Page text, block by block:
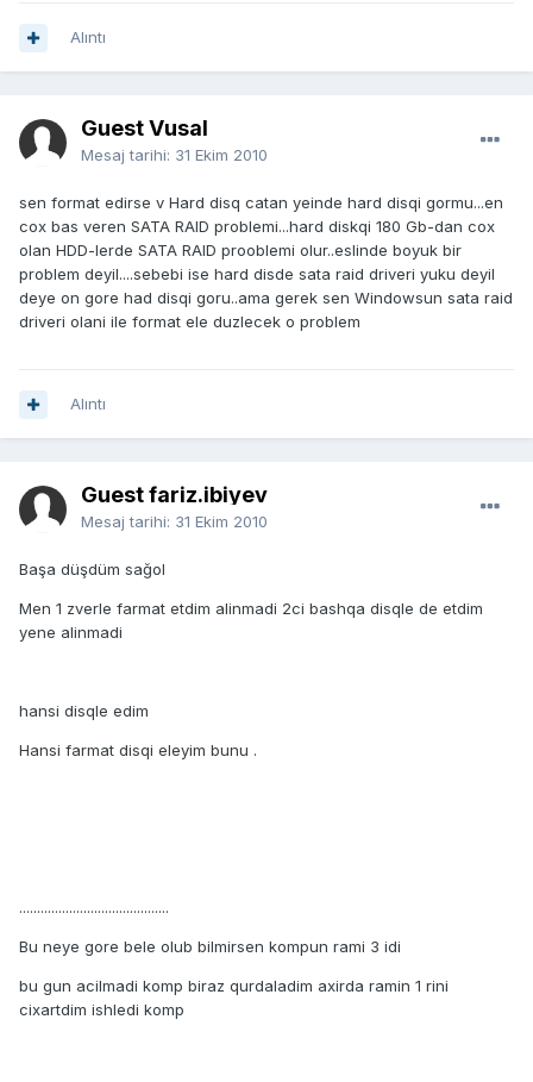
Alıntı
Guest Vusal
Mesaj tarihi: 31 Ekim 2010
sen format edirse v Hard disq catan yeinde hard disqi gormu...en
cox bas veren SATA RAID problemi...hard diskqi 180 Gb-dan cox
olan HDD-lerde SATA RAID prooblemi olur..eslinde boyuk bir
problem deyil....sebebi ise hard disde sata raid driveri yuku deyil
deye on gore had disqi goru..ama gerek sen Windowsun sata raid
driveri olani ile format ele duzlecek o problem
Alıntı
Guest fariz.ibiyev
Mesaj tarihi: 31 Ekim 2010
Başa düşdüm sağol
Men 1 zverle farmat etdim alinmadi 2ci bashqa disqle de etdim
yene alinmadi
hansi disqle edim
Hansi farmat disqi eleyim bunu .
..........................................
Bu neye gore bele olub bilmirsen kompun rami 3 idi
bu gun acilmadi komp biraz qurdaladim axirda ramin 1 rini
cixartdim ishledi komp